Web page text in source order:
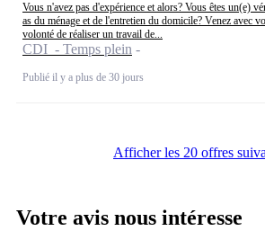
Vous n'avez pas d'expérience et alors? Vous êtes un(e)
as du ménage et de l'entretien du domicile? Venez avec
volonté de réaliser un travail de...
CDI - Temps plein
Publié il y a plus de 30 jours
Afficher les 20 offres
Votre avis nous intéresse